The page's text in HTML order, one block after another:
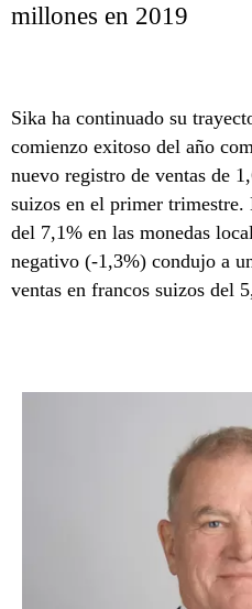
millones en 2019
Sika ha continuado su
comienzo exitoso del año
nuevo registro de ventas de
suizos en el primer trimestre.
del 7,1% en las monedas
negativo (-1,3%) condujo a
ventas en francos suizos del